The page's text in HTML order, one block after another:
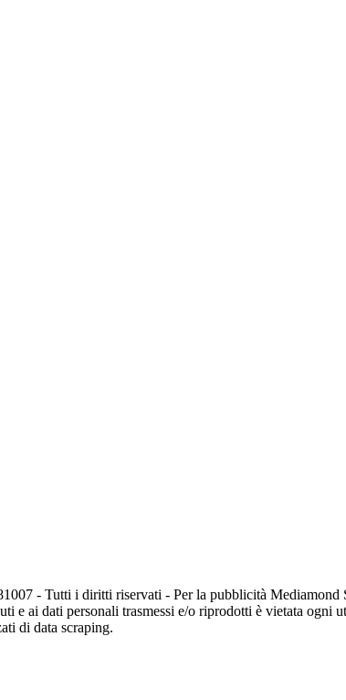
- Tutti i diritti riservati - Per la pubblicità
e ai dati personali trasmessi e/o riprodotti è vietata ogni
di data scraping.